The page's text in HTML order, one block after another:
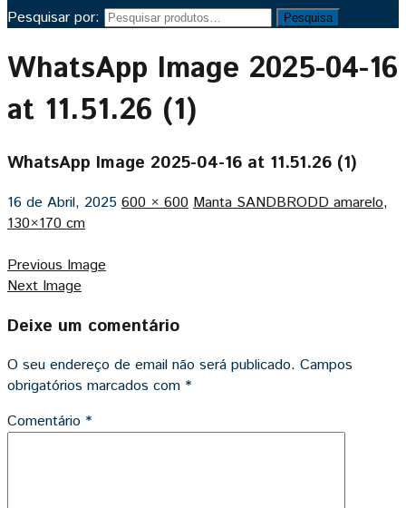
Pesquisar por: Pesquisa
WhatsApp Image 2025-04-16
at 11.51.26 (1)
WhatsApp Image 2025-04-16 at 11.51.26 (1)
16 de Abril, 2025 600 × 600 Manta SANDBRODD amarelo,
130×170 cm
Previous Image
Next Image
Deixe um comentário
O seu endereço de email não será publicado. Campos
obrigatórios marcados com *
Comentário *